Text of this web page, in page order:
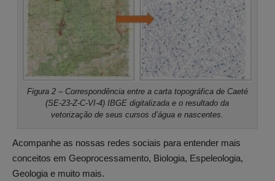
Figura 2 – Correspondência entre a carta topográfica de Caeté
(SE-23-Z-C-VI-4) IBGE digitalizada e o resultado da
vetorização de seus cursos d’água e nascentes.
Acompanhe as nossas redes sociais para entender mais
conceitos em Geoprocessamento, Biologia, Espeleologia,
Geologia e muito mais.